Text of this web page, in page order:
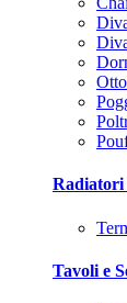
Radiatori
Tavoli e